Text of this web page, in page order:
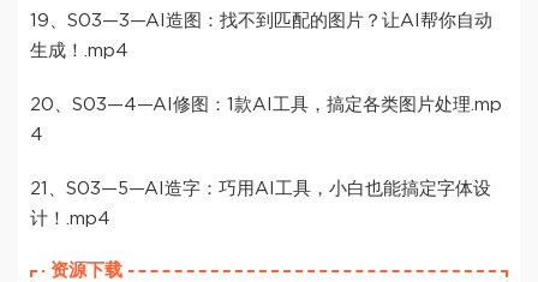
19、S03—3—AI造图：找不到匹配的图片？让AI帮你自动
生成！.mp4
20、S03—4—AI修图：1款AI工具，搞定各类图片处理.mp
4
21、S03—5—AI造字：巧用AI工具，小白也能搞定字体设
计！.mp4
资源下载